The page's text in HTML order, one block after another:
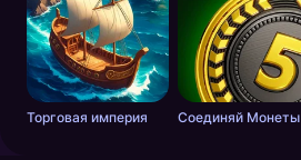
Торговая империя Соединяй Монеты